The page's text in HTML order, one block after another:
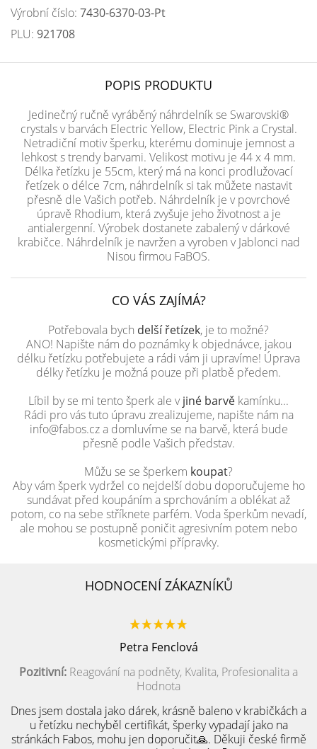
Výrobní číslo: 7430-6370-03-Pt
PLU: 921708
POPIS PRODUKTU
Jedinečný ručně vyráběný náhrdelník se Swarovski®
crystals v barvách Electric Yellow, Electric Pink a Crystal.
Netradiční motiv šperku, kterému dominuje jemnost a
lehkost s trendy barvami. Velikost motivu je 44 x 4 mm.
Délka řetízku je 55cm, který má na konci prodlužovací
řetízek o délce 7cm, náhrdelník si tak můžete nastavit
přesně dle Vašich potřeb. Náhrdelník je v povrchové
úpravě Rhodium, která zvyšuje jeho životnost a je
antialergenní. Výrobek dostanete zabalený v dárkové
krabičce. Náhrdelník je navržen a vyroben v Jablonci nad
Nisou firmou FaBOS.
CO VÁS ZAJÍMÁ?
Potřebovala bych delší řetízek, je to možné?
ANO! Napište nám do poznámky k objednávce, jakou
délku řetízku potřebujete a rádi vám ji upravíme! Úprava
délky řetízku je možná pouze při platbě předem.
Líbil by se mi tento šperk ale vjiné barvě kamínku...
Rádi pro vás tuto úpravu zrealizujeme, napište nám na
info@fabos.cz a domluvíme se na barvě, která bude
přesně podle Vašich představ.
Můžu se se šperkem koupat?
Aby vám šperk vydržel co nejdelší dobu doporučujeme ho
sundávat před koupáním a sprchováním a oblékat až
potom, co na sebe stříknete parfém. Voda šperkům nevadí,
ale mohou se postupně poničit agresivním potem nebo
kosmetickými přípravky.
HODNOCENÍ ZÁKAZNÍKŮ
Petra Fenclová
Pozitivní: Reagování na podněty, Kvalita, Profesionalita a
Hodnota
Dnes jsem dostala jako dárek, krásně baleno v krabičkách a
u řetízku nechyběl certifikát, šperky vypadají jako na
stránkách Fabos, mohu jen doporučit🙏. Děkuji české firmě